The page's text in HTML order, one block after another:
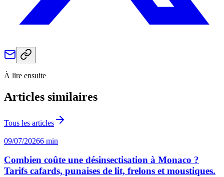
À lire ensuite
Articles similaires
Tous les articles
09/07/20266 min
Combien coûte une désinsectisation à Monaco ?
Tarifs cafards, punaises de lit, frelons et moustiques.